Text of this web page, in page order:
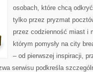
osobach, które chcą
tylko przez pryzmat
przez codzienność miast i
którym pomysły na city
– od pierwszej inspiracji,
serwisu podkreśla